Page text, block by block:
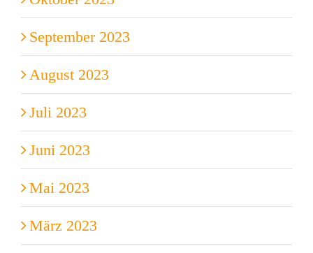
September 2023
August 2023
Juli 2023
Juni 2023
Mai 2023
März 2023